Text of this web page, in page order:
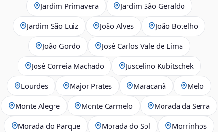
Jardim Primavera Jardim São Geraldo
Jardim São Luiz João Alves João Botelho
João Gordo José Carlos Vale de Lima
José Correia Machado Juscelino Kubitschek
Lourdes Major Prates Maracanã Melo
Monte Alegre Monte Carmelo Morada da Serra
Morada do Parque Morada do Sol Morrinhos